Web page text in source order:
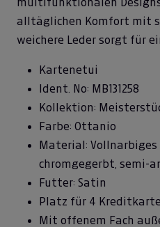
alltäglichen Komfort mit
weichere Leder sorgt für
Kartenetui
Ident. No: MB131258
Kollektion:
Farbe: Ottanio
Material: Vollnarbiges
chromgegerbt, semi-
Futter: Satin
Platz für 4
Mit offenem Fach